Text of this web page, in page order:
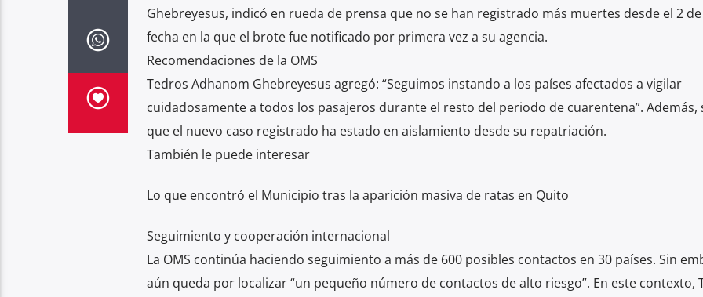
Ghebreyesus, indicó en rueda de prensa que no se han registrado más muertes desde el 2
fecha en la que el brote fue notificado por primera vez a su agencia.
Recomendaciones de la OMS
Tedros Adhanom Ghebreyesus agregó: “Seguimos instando a los países afectados a vigilar
cuidadosamente a todos los pasajeros durante el resto del periodo de cuarentena”. Además,
que el nuevo caso registrado ha estado en aislamiento desde su repatriación.
También le puede interesar
Lo que encontró el Municipio tras la aparición masiva de ratas en Quito
Seguimiento y cooperación internacional
La OMS continúa haciendo seguimiento a más de 600 posibles contactos en 30 países. Sin
aún queda por localizar “un pequeño número de contactos de alto riesgo”. En este contexto,